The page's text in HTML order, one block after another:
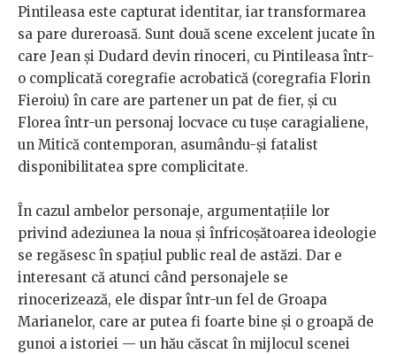
Pintileasa este capturat identitar, iar transformarea
sa pare dureroasă. Sunt două scene excelent jucate în
care Jean și Dudard devin rinoceri, cu Pintileasa într-
o complicată coregrafie acrobatică (coregrafia Florin
Fieroiu) în care are partener un pat de fier, și cu
Florea într-un personaj locvace cu tușe caragialiene,
un Mitică contemporan, asumându-și fatalist
disponibilitatea spre complicitate.
În cazul ambelor personaje, argumentațiile lor
privind adeziunea la noua și înfricoșătoarea ideologie
se regăsesc în spațiul public real de astăzi. Dar e
interesant că atunci când personajele se
rinocerizează, ele dispar într-un fel de Groapa
Marianelor, care ar putea fi foarte bine și o groapă de
gunoi a istoriei — un hău căscat în mijlocul scenei